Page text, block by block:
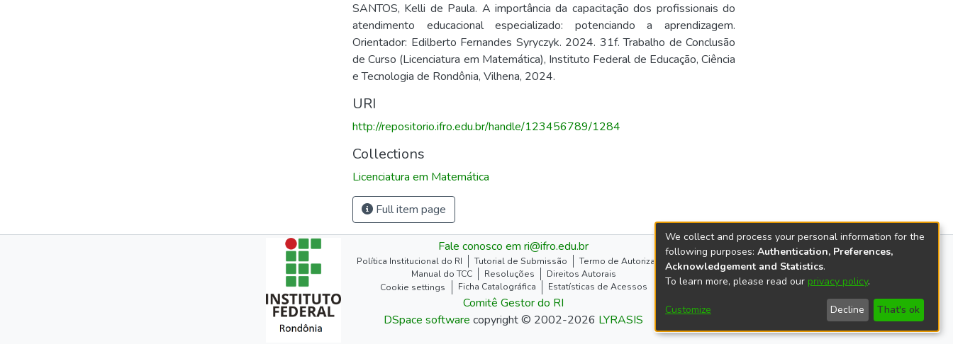
SANTOS, Kelli de Paula. A importância da capacitação dos profissionais do
atendimento educacional especializado: potenciando a aprendizagem.
Orientador: Edilberto Fernandes Syryczyk. 2024. 31f. Trabalho de Conclusão
de Curso (Licenciatura em Matemática), Instituto Federal de Educação, Ciência
e Tecnologia de Rondônia, Vilhena, 2024.
URI
http://repositorio.ifro.edu.br/handle/123456789/1284
Collections
Licenciatura em Matemática
Full item page
Fale conosco em ri@ifro.edu.br
Política Institucional do RI Tutorial de Submissão
Termo de Autorização
Manual do TCC
Resoluções
Direitos Autorais
Cookie settings
Ficha Catalográfica Estatísticas de Acessos
Comitê Gestor do RI
DSpace software copyright © 2002-2026 LYRASIS
We collect and process your personal information for the
following purposes: Authentication, Preferences,
Acknowledgement and Statistics.
To learn more, please read our privacy policy.
Customize Decline That's ok